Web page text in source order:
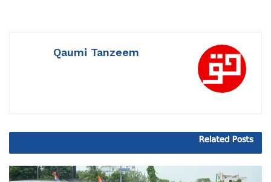
Qaumi Tanzeem
Related Posts